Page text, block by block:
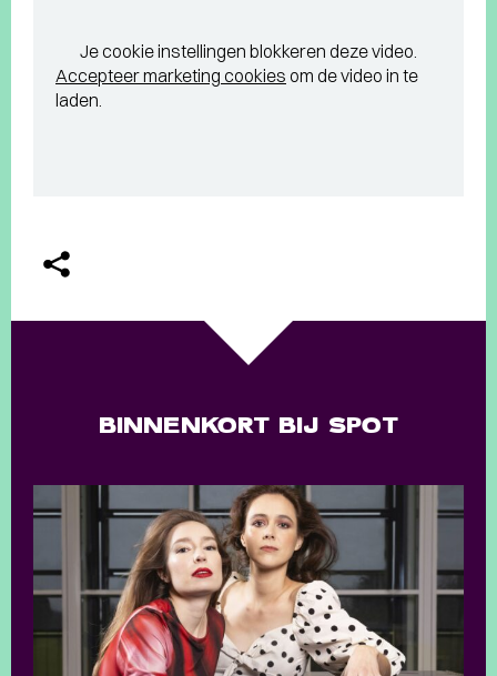
Je cookie instellingen blokkeren deze video.
Accepteer marketing cookies om de video in te
laden.
BINNENKORT BIJ SPOT